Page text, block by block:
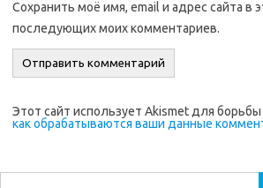
Сохранить моё имя, email и адрес сайта в
последующих моих комментариев.
Этот сайт использует Akismet для
как обрабатываются ваши данные